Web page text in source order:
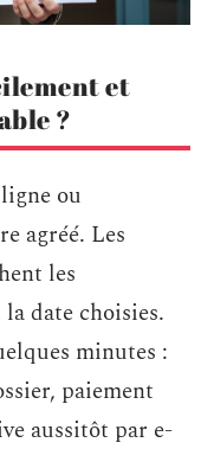
et
?
ou
agréé. Les
les
date choisies.
minutes :
paiement
aussitôt par e-